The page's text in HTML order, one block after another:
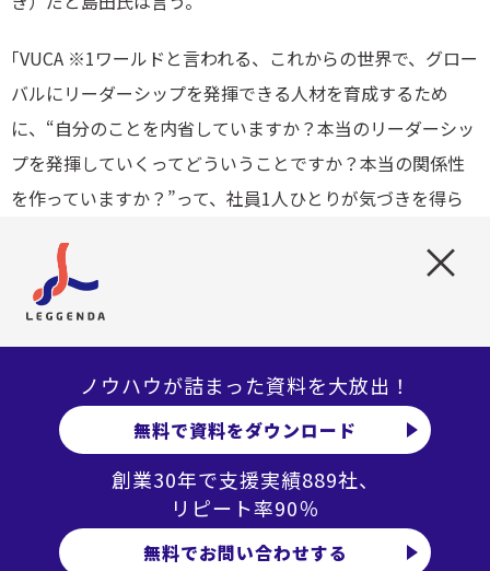
×
ノウハウが詰まった資料を大放出！
無料で資料をダウンロード
創業30年で支援実績889社、
リピート率90％
無料でお問い合わせする
｢VUCA ※1ワールドと言われる、これからの世界で、グロー
バルにリーダーシップを発揮できる人材を育成するため
に、“自分のことを内省していますか？本当のリーダーシッ
プを発揮していくってどういうことですか？本当の関係性
を作っていますか？”って、社員1人ひとりが気づきを得ら
ユニリーバ自体も『地球のために』という壮大な視野を持
ち、ユニリーバ ・サステナブル・リビング・プランでは
展」の3つの分野に取り組むことを公約している。地球全体
の未来へ目を向けたサステナビリティーを重視する考え方
だ。そこにユニリーバという会社らしさが見える。
｢消費財を扱うユニリーバには、世の中の人にいいものを提
供したい、世の中をよくしたい、そんな思いが強い人達が